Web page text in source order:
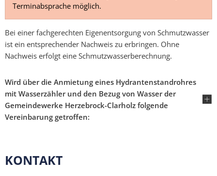
Terminabsprache möglich.
Bei einer fachgerechten Eigenentsorgung von Schmutzwasser
ist ein entsprechender Nachweis zu erbringen. Ohne
Nachweis erfolgt eine Schmutzwasserberechnung.
Wird über die Anmietung eines Hydrantenstandrohres
mit Wasserzähler und den Bezug von Wasser der
Gemeindewerke Herzebrock-Clarholz folgende
Vereinbarung getroffen:
KONTAKT